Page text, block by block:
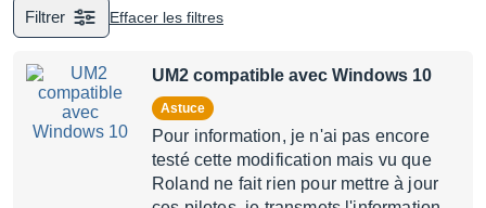
Filtrer Effacer les filtres
UM2 compatible avec Windows 10
Astuce
Pour information, je n'ai pas encore
testé cette modification mais vu que
Roland ne fait rien pour mettre à jour